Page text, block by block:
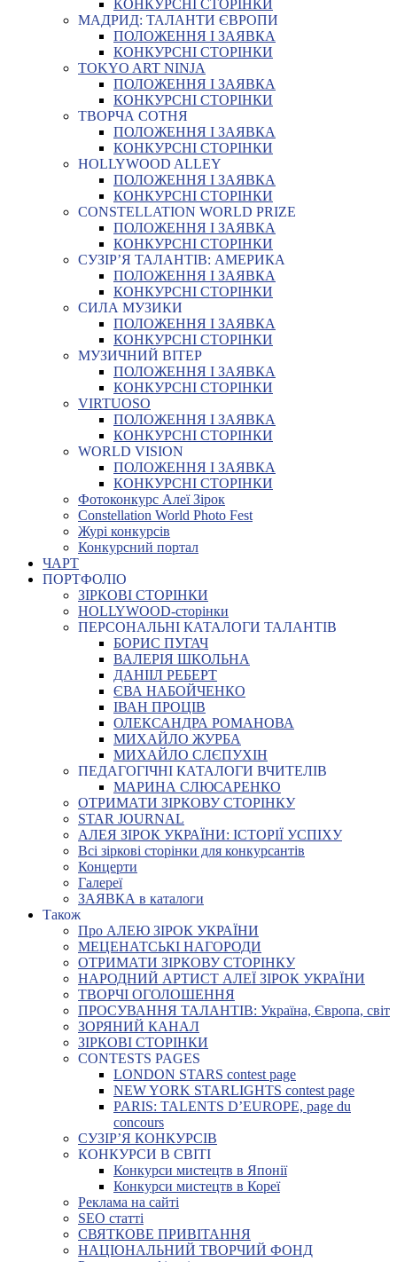
КОНКУРСНІ СТОРІНКИ
МАДРИД: ТАЛАНТИ ЄВРОПИ
ПОЛОЖЕННЯ І ЗАЯВКА
КОНКУРСНІ СТОРІНКИ
TOKYO ART NINJA
ПОЛОЖЕННЯ І ЗАЯВКА
КОНКУРСНІ СТОРІНКИ
ТВОРЧА СОТНЯ
ПОЛОЖЕННЯ І ЗАЯВКА
КОНКУРСНІ СТОРІНКИ
HOLLYWOOD ALLEY
ПОЛОЖЕННЯ І ЗАЯВКА
КОНКУРСНІ СТОРІНКИ
CONSTELLATION WORLD PRIZE
ПОЛОЖЕННЯ І ЗАЯВКА
КОНКУРСНІ СТОРІНКИ
СУЗІР’Я ТАЛАНТІВ: АМЕРИКА
ПОЛОЖЕННЯ І ЗАЯВКА
КОНКУРСНІ СТОРІНКИ
СИЛА МУЗИКИ
ПОЛОЖЕННЯ І ЗАЯВКА
КОНКУРСНІ СТОРІНКИ
МУЗИЧНИЙ ВІТЕР
ПОЛОЖЕННЯ І ЗАЯВКА
КОНКУРСНІ СТОРІНКИ
VIRTUOSO
ПОЛОЖЕННЯ І ЗАЯВКА
КОНКУРСНІ СТОРІНКИ
WORLD VISION
ПОЛОЖЕННЯ І ЗАЯВКА
КОНКУРСНІ СТОРІНКИ
Фотоконкурс Алеї Зірок
Constellation World Photo Fest
Журі конкурсів
Конкурсний портал
ЧАРТ
ПОРТФОЛІО
ЗІРКОВІ СТОРІНКИ
HOLLYWOOD-сторінки
ПЕРСОНАЛЬНІ КАТАЛОГИ ТАЛАНТІВ
БОРИС ПУГАЧ
ВАЛЕРІЯ ШКОЛЬНА
ДАНІІЛ РЕБЕРТ
ЄВА НАБОЙЧЕНКО
ІВАН ПРОЦІВ
ОЛЕКСАНДРА РОМАНОВА
МИХАЙЛО ЖУРБА
МИХАЙЛО СЛЄПУХІН
ПЕДАГОГІЧНІ КАТАЛОГИ ВЧИТЕЛІВ
МАРИНА СЛЮСАРЕНКО
ОТРИМАТИ ЗІРКОВУ СТОРІНКУ
STAR JOURNAL
АЛЕЯ ЗІРОК УКРАЇНИ: ІСТОРІЇ УСПІХУ
Всі зіркові сторінки для конкурсантів
Концерти
Галереї
ЗАЯВКА в каталоги
Також
Про АЛЕЮ ЗІРОК УКРАЇНИ
МЕЦЕНАТСЬКІ НАГОРОДИ
ОТРИМАТИ ЗІРКОВУ СТОРІНКУ
НАРОДНИЙ АРТИСТ АЛЕЇ ЗІРОК УКРАЇНИ
ТВОРЧІ ОГОЛОШЕННЯ
ПРОСУВАННЯ ТАЛАНТІВ: Україна, Європа, світ
ЗОРЯНИЙ КАНАЛ
ЗІРКОВІ СТОРІНКИ
CONTESTS PAGES
LONDON STARS contest page
NEW YORK STARLIGHTS contest page
PARIS: TALENTS D’EUROPE, page du
concours
СУЗІР’Я КОНКУРСІВ
КОНКУРСИ В СВІТІ
Конкурси мистецтв в Японії
Конкурси мистецтв в Кореї
Реклама на сайті
SEO статті
СВЯТКОВЕ ПРИВІТАННЯ
НАЦІОНАЛЬНИЙ ТВОРЧИЙ ФОНД